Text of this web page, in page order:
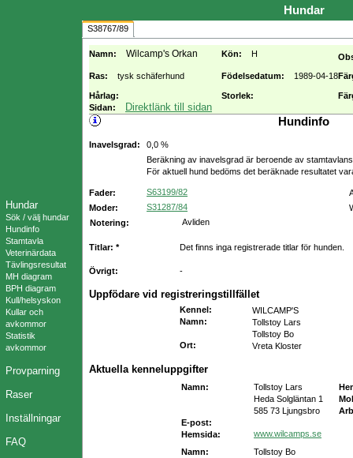
Hundar
Sök / välj hundar
Hundinfo
Stamtavla
Veterinärdata
Tävlingsresultat
MH diagram
BPH diagram
Kull/helsyskon
Kullar och
avkommor
Statistik
avkommor
Provparning
Raser
Inställningar
FAQ
Hundar
S38767/89
Namn: Wilcamp's Orkan Kön: H
Ras:
tysk schäferhund Födelsedatum: 1989-04-18
Hårlag: Storlek:
Sidan:
Direktlänk till sidan
Hundinfo
Inavelsgrad:
0,0 %
Beräkning av inavelsgrad är beroende av
För aktuell hund bedöms det beräknade resultatet
Fader: S63199/82
Moder:
S31287/84
Notering:
Avliden
Titlar: * Det finns inga registrerade titlar för hunden.
Övrigt: -
Uppfödare vid registreringstillfället
Kennel :
WILCAMP'S
Namn:
Tollstoy Lars
Tollstoy Bo
Ort: Vreta Kloster
Aktuella kenneluppgifter
Namn: Tollstoy Lars
Heda Solgläntan 1
585 73 Ljungsbro
E-post:
Hemsida:
www.wilcamps.se
Namn:
Tollstoy Bo